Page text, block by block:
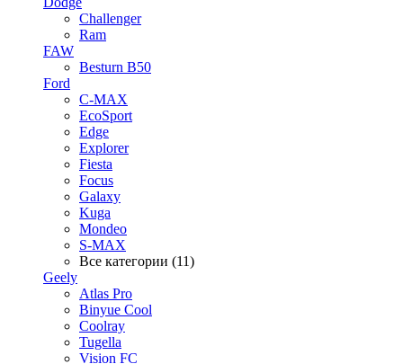
Challenger
Ram
FAW
Besturn B50
Ford
C-MAX
EcoSport
Edge
Explorer
Fiesta
Focus
Galaxy
Kuga
Mondeo
S-MAX
Все категории (11)
Geely
Atlas Pro
Binyue Cool
Coolray
Tugella
Vision FC